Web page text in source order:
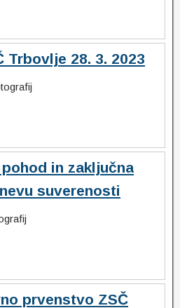
Trbovlje 28. 3. 2023
in zaključna
suverenosti
prvenstvo ZSČ